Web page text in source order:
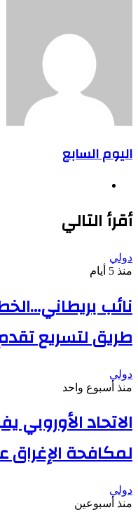
اليوم السابع
أقرأ التالي
دولي
منذ 5 أيام
نائب
طريق لتسريع
دولي
منذ أسبوع واحد
الاتحاد
لمكافحة
دولي
منذ أسبوعين